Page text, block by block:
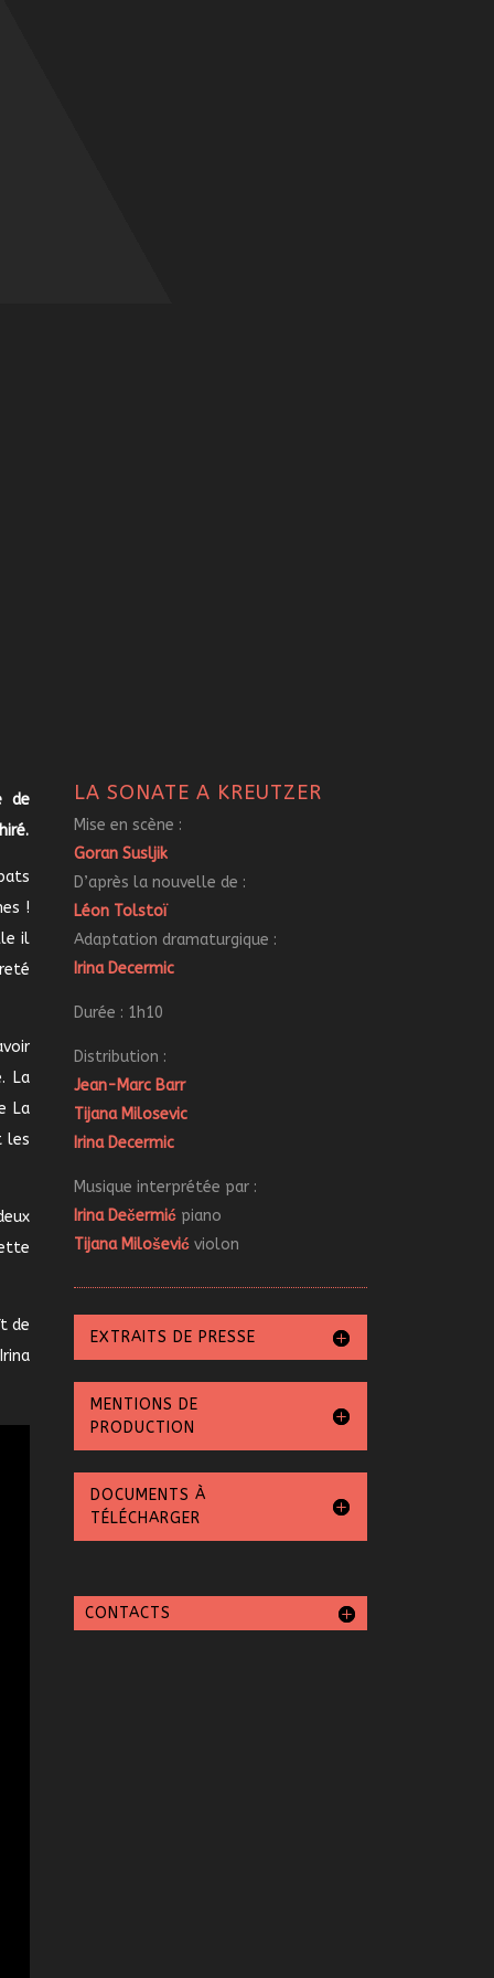
de
!
il
La
La
les
de
LA SONATE A KREUTZER
Mise en scène :
Goran Susljik
D’après la nouvelle de :
Léon Tolstoï
Adaptation dramaturgique :
Irina Decermic
Durée : 1h10
Distribution :
Jean-Marc Barr
Tijana Milosevic
Irina Decermic
Musique interprétée par :
Irina Dečermić piano
Tijana Milošević violon
EXTRAITS DE PRESSE
MENTIONS DE
PRODUCTION
DOCUMENTS À
TÉLÉCHARGER
CONTACTS